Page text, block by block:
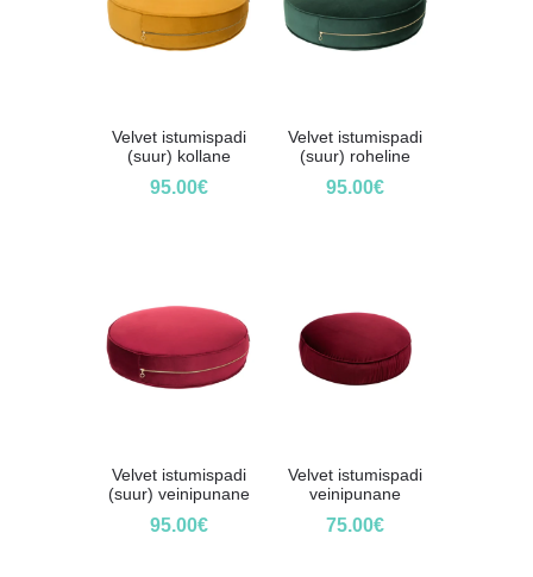
Velvet istumispadi
(suur) kollane
95.00€
Velvet istumispadi
(suur) roheline
95.00€
Velvet istumispadi
(suur) veinipunane
95.00€
Velvet istumispadi
veinipunane
75.00€